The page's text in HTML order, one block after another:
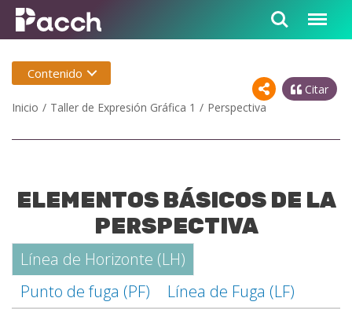
Citar
Inicio
Taller de Expresión Gráfica 1 Perspectiva
Contenido
ELEMENTOS BÁSICOS DE LA
PERSPECTIVA
Línea de Horizonte (LH)
Punto de fuga (PF)
Línea de Fuga (LF)